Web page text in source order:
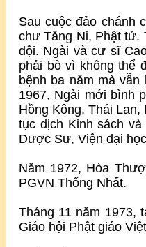
Sau cuộc đảo chánh
chư Tăng Ni, Phật tử.
dội. Ngài và cư sĩ
phải bò vì không thể
bệnh ba năm mà
1967, Ngài mới bình
Hồng Kông, Thái
tục dịch Kinh sách
Dược Sư, Viện đại
Năm 1972, Hòa
PGVN Thống Nhất.
Tháng 11 năm 1973,
Giáo hội Phật giáo